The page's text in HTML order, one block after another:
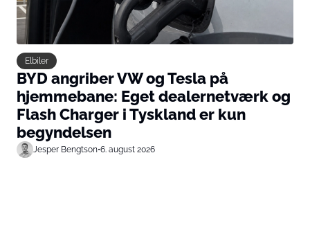
Elbiler
BYD angriber VW og Tesla på
hjemmebane: Eget dealernetværk og
Flash Charger i Tyskland er kun
begyndelsen
Jesper Bengtson•6. august 2026